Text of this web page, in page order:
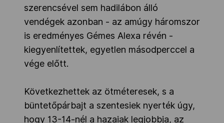
szerencsével sem hadilábon álló
vendégek azonban - az amúgy háromszor
is eredményes Gémes Alexa révén -
kiegyenlítettek, egyetlen másodperccel a
vége előtt.
Következhettek az ötméteresek, s a
büntetőpárbajt a szentesiek nyerték úgy,
hogy 13-14-nél a hazaiak legjobbja, az